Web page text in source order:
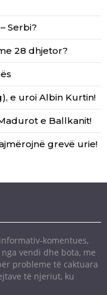
Serbi?
28 dhjetor?
e uroi Albin Kurtin!
e Ballkanit!
grevë urie!
komentues,
vendi dhe bota, me
probleme të caktuara
të njeriut, ku